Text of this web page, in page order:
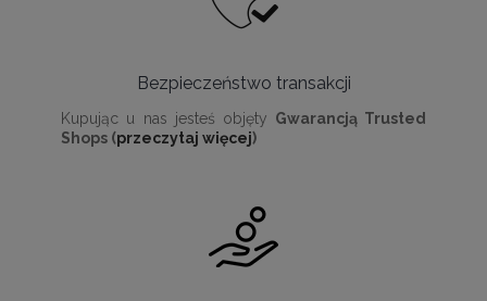
Bezpieczeństwo transakcji
Kupując u nas jesteś objęty Gwarancją Trusted
Shops (przeczytaj więcej)